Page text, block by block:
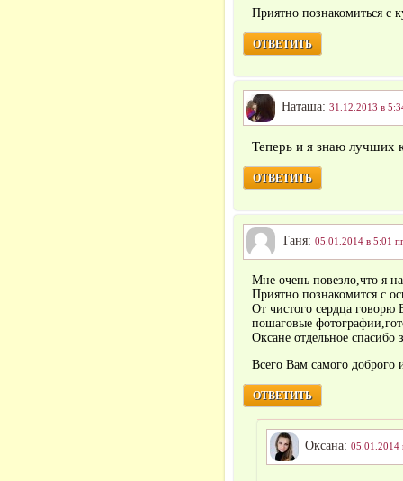
Приятно познакомиться с
ОТВЕТИТЬ
Наташа: 31.12.2013 в
Теперь и я знаю лучших
ОТВЕТИТЬ
Таня: 05.01.2014 в 5:01
Мне очень повезло,что я
Приятно познакомится с
От чистого сердца
пошаговые
Оксане отдельное
Всего Вам самого
ОТВЕТИТЬ
Оксана: 05.01.2014